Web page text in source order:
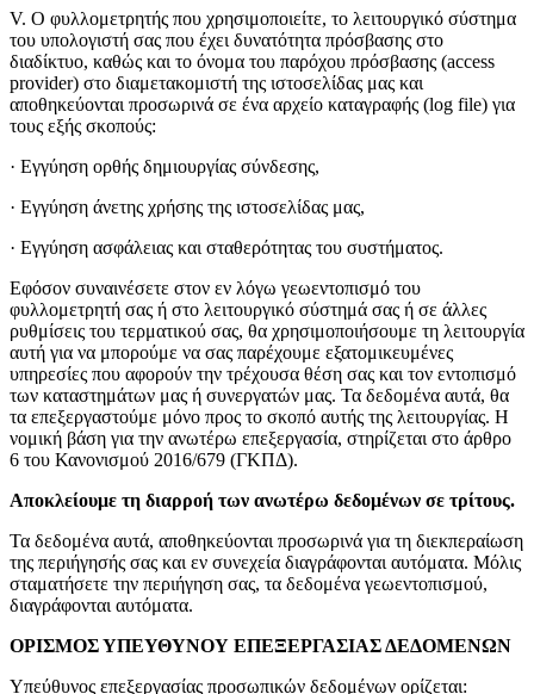
V. Ο φυλλομετρητής που χρησιμοποιείτε, το λειτουργικό σύστημα
του υπολογιστή σας που έχει δυνατότητα πρόσβασης στο
διαδίκτυο, καθώς και το όνομα του παρόχου πρόσβασης (access
provider) στο διαμετακομιστή της ιστοσελίδας μας και
αποθηκεύονται προσωρινά σε ένα αρχείο καταγραφής (log file) για
τους εξής σκοπούς:
· Εγγύηση ορθής δημιουργίας σύνδεσης,
· Εγγύηση άνετης χρήσης της ιστοσελίδας μας,
· Εγγύηση ασφάλειας και σταθερότητας του συστήματος.
Εφόσον συναινέσετε στον εν λόγω γεωεντοπισμό του
φυλλομετρητή σας ή στο λειτουργικό σύστημά σας ή σε άλλες
ρυθμίσεις του τερματικού σας, θα χρησιμοποιήσουμε τη λειτουργία
αυτή για να μπορούμε να σας παρέχουμε εξατομικευμένες
υπηρεσίες που αφορούν την τρέχουσα θέση σας και τον εντοπισμό
των καταστημάτων μας ή συνεργατών μας. Τα δεδομένα αυτά, θα
τα επεξεργαστούμε μόνο προς το σκοπό αυτής της λειτουργίας. Η
νομική βάση για την ανωτέρω επεξεργασία, στηρίζεται στο άρθρο
6 του Κανονισμού 2016/679 (ΓΚΠΔ).
Αποκλείουμε τη διαρροή των ανωτέρω δεδομένων σε τρίτους.
Τα δεδομένα αυτά, αποθηκεύονται προσωρινά για τη διεκπεραίωση
της περιήγησής σας και εν συνεχεία διαγράφονται αυτόματα. Μόλις
σταματήσετε την περιήγηση σας, τα δεδομένα γεωεντοπισμού,
διαγράφονται αυτόματα.
ΟΡΙΣΜΟΣ ΥΠΕΥΘΥΝΟΥ ΕΠΕΞΕΡΓΑΣΙΑΣ ΔΕΔΟΜΕΝΩΝ
Υπεύθυνος επεξεργασίας προσωπικών δεδομένων ορίζεται: